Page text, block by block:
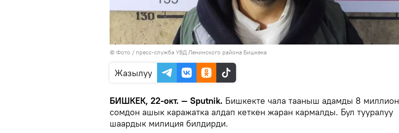
© Фото / пресс-служба УВД Ленинского района Бишкека
Жазылуу
БИШКЕК, 22-окт. — Sputnik. Бишкекте чала тааныш адамды 8 миллион
сомдон ашык каражатка алдап кеткен жаран кармалды. Бул тууралуу
шаардык милиция билдирди.